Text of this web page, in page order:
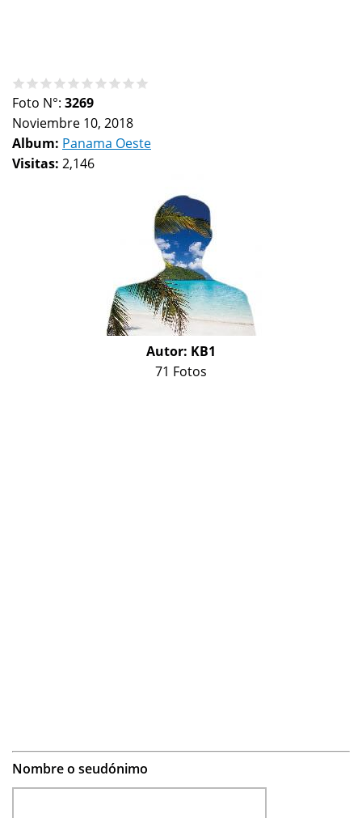
Foto N°: 3269
Noviembre 10, 2018
Album: Panama Oeste
Visitas: 2,146
Autor: KB1
71 Fotos
Nombre o seudónimo